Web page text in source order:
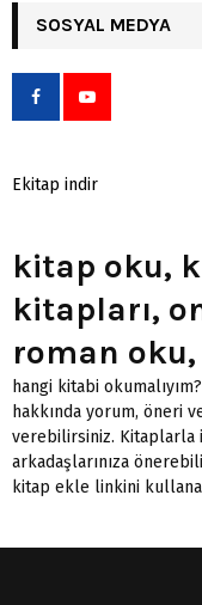
SOSYAL MEDYA
Ekitap indir
kitap oku,
kitapları,
roman
hangi kitabi
hakkında yorum, öneri
verebilirsiniz. Kitaplarla
arkadaşlarınıza
kitap ekle linkini